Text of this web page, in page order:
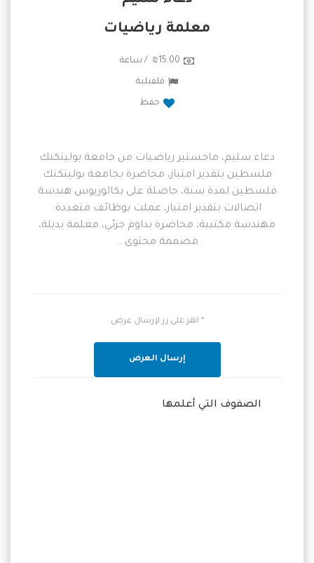
معلمة رياضيات
₪15.00 / ساعة
قلقيلية
حفظ
دعاء سليم، ماجستير رياضيات من جامعة بوليتكنك
فلسطين بتقدير امتياز، محاضرة بجامعة بوليتكنك
فلسطين لمدة سنة، حاصلة على بكالوريوس هندسة
اتصالات بتقدير امتياز، عملت بوظائف متعددة:
مهندسة مكتبية، محاضرة بداوم جزئي، معلمة بديلة،
مصممة محتوى ..
* انقر على زر لإرسال عرض
إرسال العرض
الصفوف التي أعلمها